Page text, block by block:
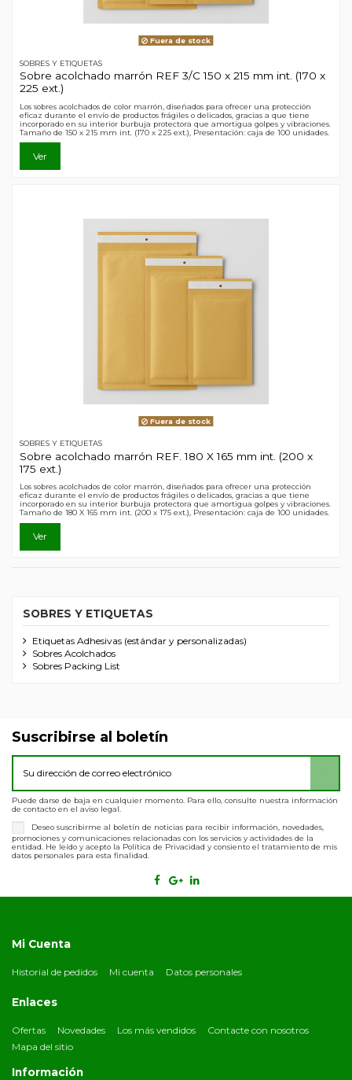
Fuera de stock
SOBRES Y ETIQUETAS
Sobre acolchado marrón REF 3/C 150 x 215 mm int. (170 x
225 ext.)
Los sobres acolchados de color marrón, diseñados para ofrecer una protección
eficaz durante el envío de productos frágiles o delicados, gracias a que tiene
incorporado en su interior burbuja protectora que amortigua golpes y vibraciones.
Tamaño de 150 x 215 mm int. (170 x 225 ext.), Presentación: caja de 100 unidades.
Ver
Fuera de stock
SOBRES Y ETIQUETAS
Sobre acolchado marrón REF. 180 X 165 mm int. (200 x
175 ext.)
Los sobres acolchados de color marrón, diseñados para ofrecer una protección
eficaz durante el envío de productos frágiles o delicados, gracias a que tiene
incorporado en su interior burbuja protectora que amortigua golpes y vibraciones.
Tamaño de 180 X 165 mm int. (200 x 175 ext.), Presentación: caja de 100 unidades.
Ver
SOBRES Y ETIQUETAS
Etiquetas Adhesivas (estándar y personalizadas)
Sobres Acolchados
Sobres Packing List
Suscribirse al boletín
Puede darse de baja en cualquier momento. Para ello, consulte nuestra información
de contacto en el aviso legal.
Deseo suscribirme al boletín de noticias para recibir información, novedades,
promociones y comunicaciones relacionadas con los servicios y actividades de la
entidad. He leído y acepto la Política de Privacidad y consiento el tratamiento de mis
datos personales para esta finalidad.
Mi Cuenta
Historial de pedidos Mi cuenta Datos personales
Enlaces
Ofertas Novedades Los más vendidos
Contacte con nosotros
Mapa del sitio
Información